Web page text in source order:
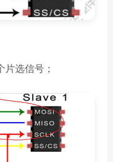
选信号；